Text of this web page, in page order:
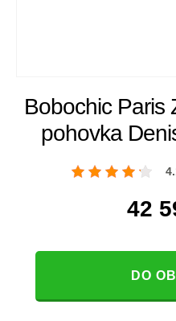
Bobochic Paris
pohovka
42
DO